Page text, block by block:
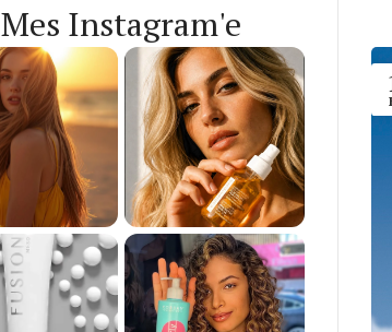
Mes Instagram'e